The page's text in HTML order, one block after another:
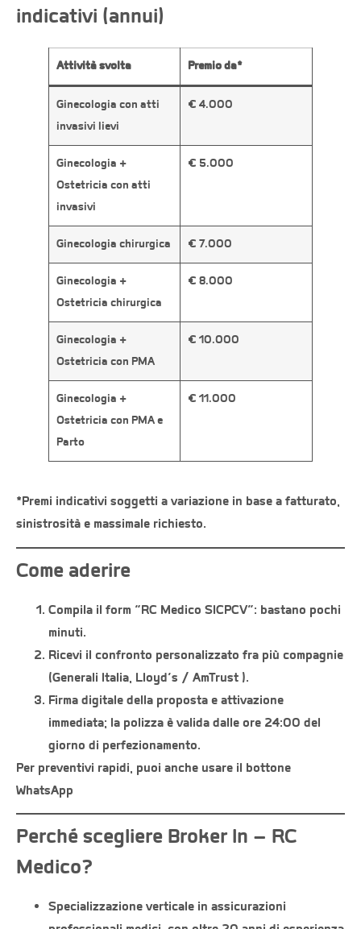
indicativi (annui)
Attività svolta Premio da*
Ginecologia con atti
invasivi lievi
€ 4.000
Ginecologia +
Ostetricia con atti
invasivi
€ 5.000
Ginecologia chirurgica € 7.000
Ginecologia +
Ostetricia chirurgica
€ 8.000
Ginecologia +
Ostetricia con PMA
€ 10.000
Ginecologia +
Ostetricia con PMA e
Parto
€ 11.000
*Premi indicativi soggetti a variazione in base a fatturato,
sinistrosità e massimale richiesto.
Come aderire
Compila il form “RC Medico SICPCV”: bastano pochi
minuti.
Ricevi il confronto personalizzato fra più compagnie
(Generali Italia, Lloyd’s / AmTrust ).
Firma digitale della proposta e attivazione
immediata; la polizza è valida dalle ore 24:00 del
giorno di perfezionamento.
Per preventivi rapidi, puoi anche usare il bottone
WhatsApp
Perché scegliere Broker In – RC
Medico?
Specializzazione verticale in assicurazioni